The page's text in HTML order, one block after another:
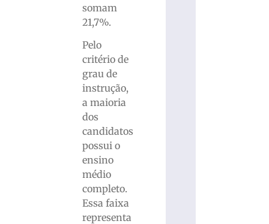
somam
21,7%.
Pelo
critério de
grau de
instrução,
a maioria
dos
candidatos
possui o
ensino
médio
completo.
Essa faixa
representa